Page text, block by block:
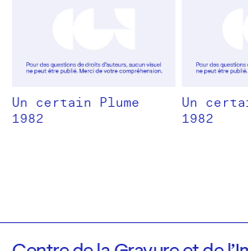
Un certain Plume
1982
Un
1982